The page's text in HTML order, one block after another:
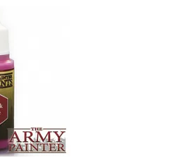
stvari u kategoriju omiljeno